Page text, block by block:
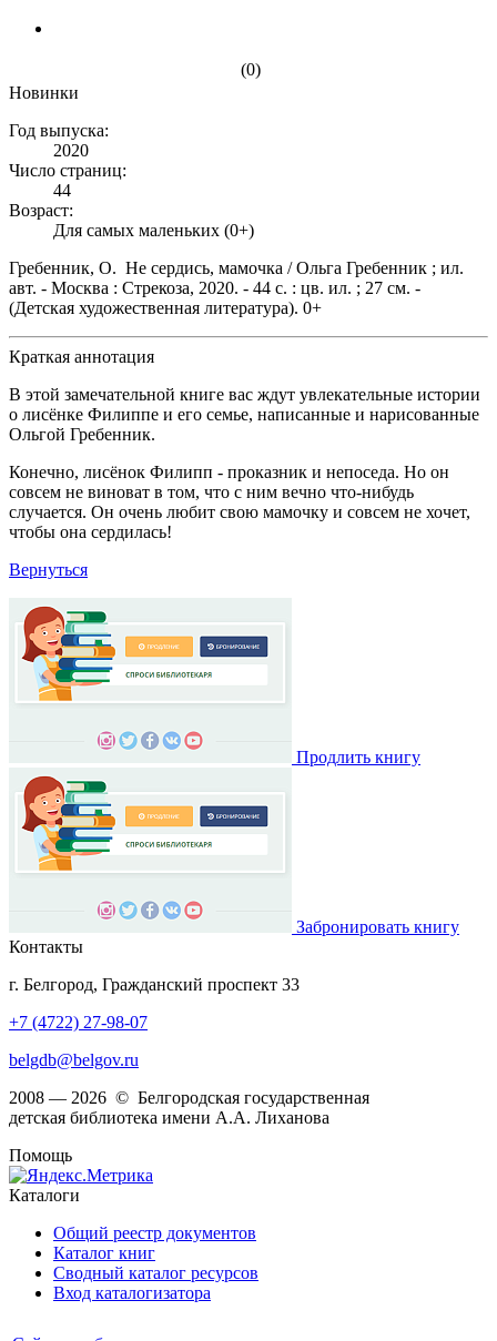
(0)
Новинки
Год выпуска:
2020
Число страниц:
44
Возраст:
Для самых маленьких (0+)
Гребенник, О. Не сердись, мамочка / Ольга Гребенник ; ил.
авт. - Москва : Стрекоза, 2020. - 44 с. : цв. ил. ; 27 см. -
(Детская художественная литература). 0+
Краткая аннотация
В этой замечательной книге вас ждут увлекательные истории
о лисёнке Филиппе и его семье, написанные и нарисованные
Ольгой Гребенник.
Конечно, лисёнок Филипп - проказник и непоседа. Но он
совсем не виноват в том, что с ним вечно что-нибудь
случается. Он очень любит свою мамочку и совсем не хочет,
чтобы она сердилась!
Вернуться
Продлить книгу
Забронировать книгу
Контакты
г. Белгород, Гражданский проспект 33
+7 (4722) 27-98-07
belgdb@belgov.ru
2008 — 2026 © Белгородская государственная
детская библиотека имени А.А. Лиханова
Помощь
Каталоги
Общий реестр документов
Каталог книг
Сводный каталог ресурсов
Вход каталогизатора